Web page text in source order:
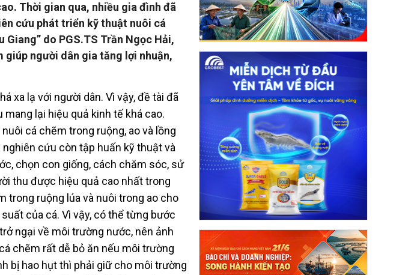
Thời gian qua, nhiều gia đình đã
cứu phát triển kỹ thuật nuôi cá
do PGS.TS Trần Ngọc Hải,
giúp người dân gia tăng lợi nhuận,
xa lạ với người dân. Vì vậy, đề tài đã
lại hiệu quả kinh tế khá cao.
cá chẽm trong ruộng, ao và lồng
cứu còn tập huấn kỹ thuật và
chọn con giống, cách chăm sóc, sử
thu được hiệu quả cao nhất trong
trong ruộng lúa và nuôi trong ao cho
của cá. Vì vậy, có thể từng bước
ngại về môi trường nước, nên ảnh
chẽm rất dễ bỏ ăn nếu môi trường
bị hao hụt thì phải giữ cho môi trường